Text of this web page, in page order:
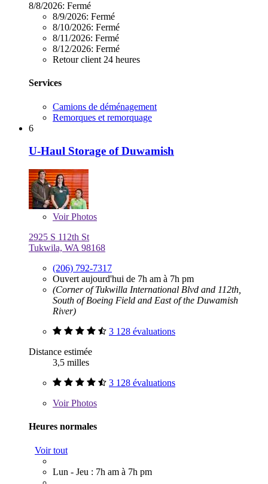
8/8/2026: Fermé
8/9/2026: Fermé
8/10/2026: Fermé
8/11/2026: Fermé
8/12/2026: Fermé
Retour client 24 heures
Services
Camions de déménagement
Remorques et remorquage
6
U-Haul Storage of Duwamish
VoirPhotos
2925 S 112th St
Tukwila, WA 98168
(206) 792-7317
Ouvert aujourd'hui de 7h am à 7h pm
(Corner of Tukwilla International Blvd and 112th,
South of Boeing Field and East of the Duwamish
River)
3 128 évaluations
Distance estimée
3,5 milles
3 128 évaluations
VoirPhotos
Heures normales
Voir tout
Lun - Jeu : 7h am à 7h pm